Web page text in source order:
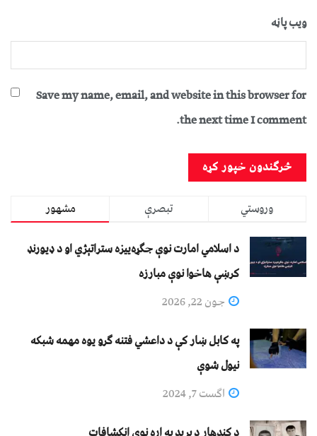
ویب پاڼه
Save my name, email, and website in this browser for
the next time I comment.
مشهور تبصرې
وروستي
د اسلامي امارت نوې جګړه‌ییزه ستراتېژي او د ډیورنډ
کرښې هاخوا نوې مبارزه
جون 22, 2026
په کابل ښار کې د داعشي فتنه ګرو يوه مهمه شبکه
نيول شوې
اگست 7, 2024